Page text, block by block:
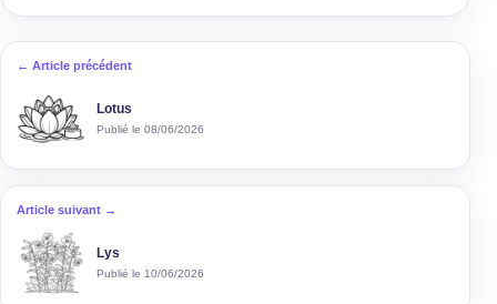
← Article précédent
Lotus
Publié le 08/06/2026
Article suivant →
Lys
Publié le 10/06/2026